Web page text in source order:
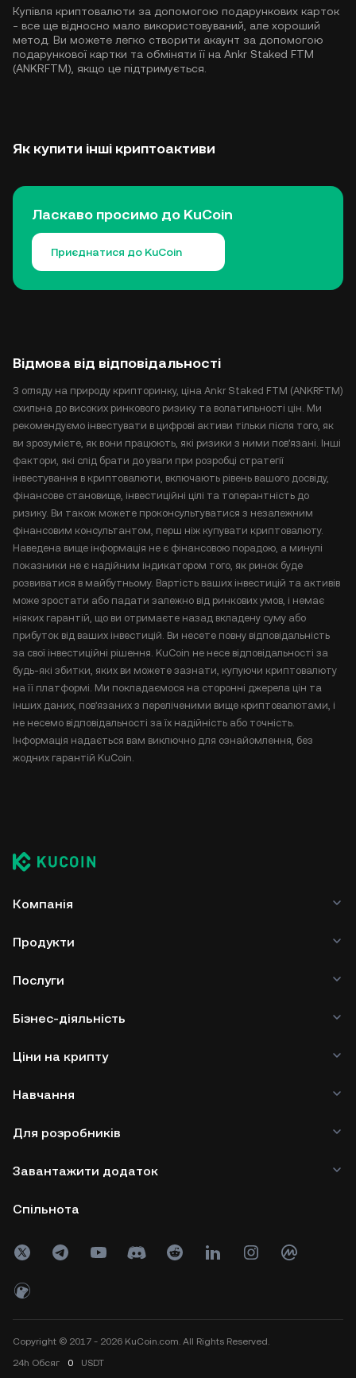
Купівля криптовалюти за допомогою подарункових карток
- все ще відносно мало використовуваний, але хороший
метод. Ви можете легко створити акаунт за допомогою
подарункової картки та обміняти її на Ankr Staked FTM
(ANKRFTM), якщо це підтримується.
Як купити інші криптоактиви
Ласкаво просимо до KuCoin
Приєднатися до KuCoin
Відмова від відповідальності
З огляду на природу крипторинку, ціна Ankr Staked FTM (ANKRFTM)
схильна до високих ринкового ризику та волатильності цін. Ми
рекомендуємо інвестувати в цифрові активи тільки після того, як
ви зрозумієте, як вони працюють, які ризики з ними пов'язані. Інші
фактори, які слід брати до уваги при розробці стратегії
інвестування в криптовалюти, включають рівень вашого досвіду,
фінансове становище, інвестиційні цілі та толерантність до
ризику. Ви також можете проконсультуватися з незалежним
фінансовим консультантом, перш ніж купувати криптовалюту.
Наведена вище інформація не є фінансовою порадою, а минулі
показники не є надійним індикатором того, як ринок буде
розвиватися в майбутньому. Вартість ваших інвестицій та активів
може зростати або падати залежно від ринкових умов, і немає
ніяких гарантій, що ви отримаєте назад вкладену суму або
прибуток від ваших інвестицій. Ви несете повну відповідальність
за свої інвестиційні рішення. KuCoin не несе відповідальності за
будь-які збитки, яких ви можете зазнати, купуючи криптовалюту
на її платформі. Ми покладаємося на сторонні джерела цін та
інших даних, пов'язаних з переліченими вище криптовалютами, і
не несемо відповідальності за їх надійність або точність.
Інформація надається вам виключно для ознайомлення, без
жодних гарантій KuCoin.
Компанія
Продукти
Послуги
Бізнес-діяльність
Ціни на крипту
Навчання
Для розробників
Завантажити додаток
Спільнота
Copyright © 2017 - 2026 KuCoin.com. All Rights Reserved.
24h Обсяг 0 USDT